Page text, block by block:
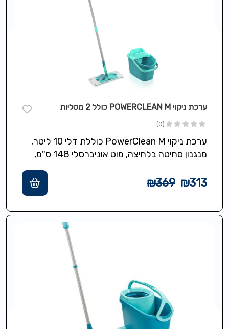
ערכת ניקוי POWERCLEAN M כולל 2 מטליות
(0)
ערכת ניקוי PowerClean M כוללת דלי 10 ליטר,
מנגנון סחיטה בלחיצה, מוט אוניברסלי 148 ס"מ,
₪369 ₪313